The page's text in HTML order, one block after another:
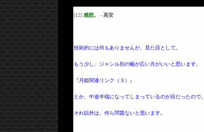
[12] 感想。 -高安
技術的には何もありませんが、見た目として。
もう少し、ジャンル別の幅が広い方がいいと思います。
『月姫関連リンク（３）』
とか、中途半端になってしまっているのが目だったので。
それ以外は、何ら問題ないと思います。